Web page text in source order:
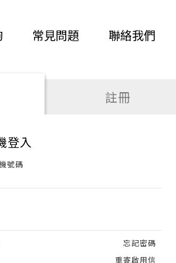
常見問題 聯絡我們
註冊
登入
號碼
忘記密碼
重寄啟用信